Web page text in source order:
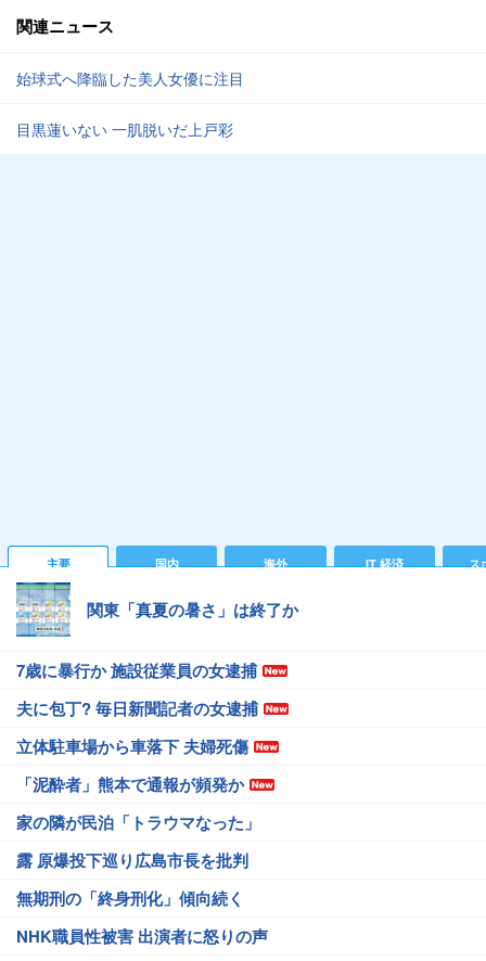
関連ニュース
始球式へ降臨した美人女優に注目
目黒蓮いない 一肌脱いだ上戸彩
主要 国内 海外 IT 経済 ス
関東「真夏の暑さ」は終了か
7歳に暴行か 施設従業員の女逮捕
夫に包丁? 毎日新聞記者の女逮捕
立体駐車場から車落下 夫婦死傷
「泥酔者」熊本で通報が頻発か
家の隣が民泊「トラウマなった」
露 原爆投下巡り広島市長を批判
無期刑の「終身刑化」傾向続く
NHK職員性被害 出演者に怒りの声